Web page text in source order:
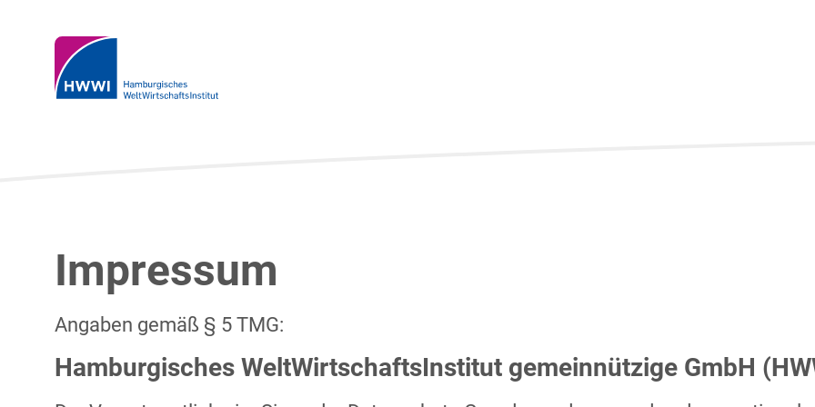
Impressum
Angaben gemäß § 5 TMG:
Hamburgisches WeltWirtschaftsInstitut gemeinnützige GmbH